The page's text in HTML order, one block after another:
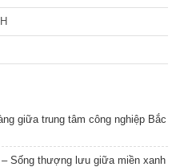
giữa trung tâm công nghiệp Bắc
Sống thượng lưu giữa miền xanh